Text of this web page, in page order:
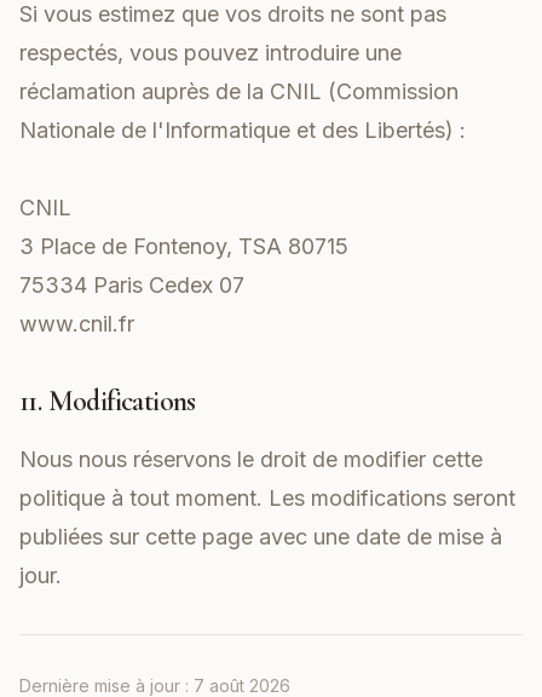
Si vous estimez que vos droits ne sont pas
respectés, vous pouvez introduire une
réclamation auprès de la CNIL (Commission
Nationale de l'Informatique et des Libertés) :
CNIL
3 Place de Fontenoy, TSA 80715
75334 Paris Cedex 07
www.cnil.fr
11. Modifications
Nous nous réservons le droit de modifier cette
politique à tout moment. Les modifications seront
publiées sur cette page avec une date de mise à
jour.
Dernière mise à jour : 7 août 2026